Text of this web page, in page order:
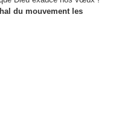
du mouvement les